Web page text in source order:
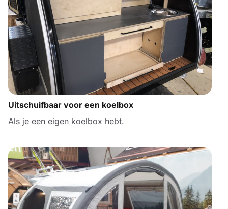
Uitschuifbaar voor een koelbox
Als je een eigen koelbox hebt.